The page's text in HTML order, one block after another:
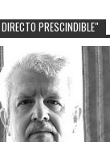
PRESCINDIBLE"